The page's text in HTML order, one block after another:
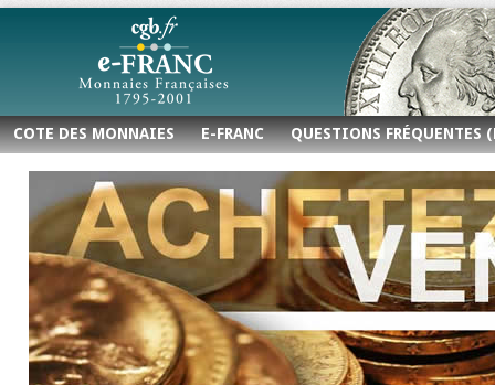
COTE DES MONNAIES E-FRANC QUESTIONS FRÉQUENTES